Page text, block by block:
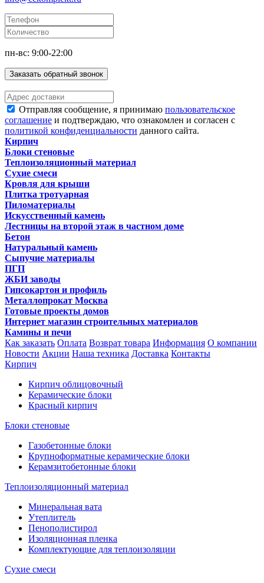
пн-вс: 9:00-22:00
Заказать обратный звонок
Отправляя сообщение, я принимаю пользовательское
соглашение и подтверждаю, что ознакомлен и согласен с
политикой конфиденциальности данного сайта.
Кирпич
Блоки стеновые
Теплоизоляционный материал
Сухие смеси
Кровля для крыши
Плитка тротуарная
Пиломатериалы
Искусственный камень
Лестницы на второй этаж в частном доме
Бетон
Натуральный камень
Сыпучие материалы
ПГП
ЖБИ заводы
Гипсокартон и профиль
Металлопрокат Москва
Готовые проекты домов
Интернет магазин строительных материалов
Камины и печи
Как заказать Оплата Возврат товара Информация О компании
Новости Акции Наша техника Доставка Контакты
Кирпич
Кирпич облицовочный
Керамические блоки
Красный кирпич
Блоки стеновые
Газобетонные блоки
Крупноформатные керамические блоки
Керамзитобетонные блоки
Теплоизоляционный материал
Минеральная вата
Утеплитель
Пенополистирол
Изоляционная пленка
Комплектующие для теплоизоляции
Сухие смеси